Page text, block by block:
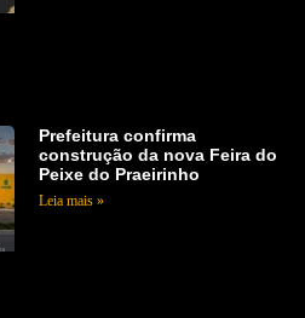
Prefeitura confirma
construção da nova Feira do
Peixe do Praeirinho
Leia mais »